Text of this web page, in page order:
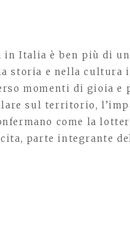
Italia è ben più di un
storia e nella cultura
momenti di gioia e
sul territorio,
come la
parte integrante